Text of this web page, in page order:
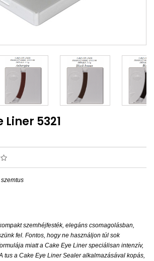
Liner 5321
szemhéjfesték, elegáns csomagolásban,
fel. Fontos, hogy ne használjon túl sok
miatt a Cake Eye Liner speciálisan intenzív,
tus a Cake Eye Liner Sealer alkalmazásával kopás,